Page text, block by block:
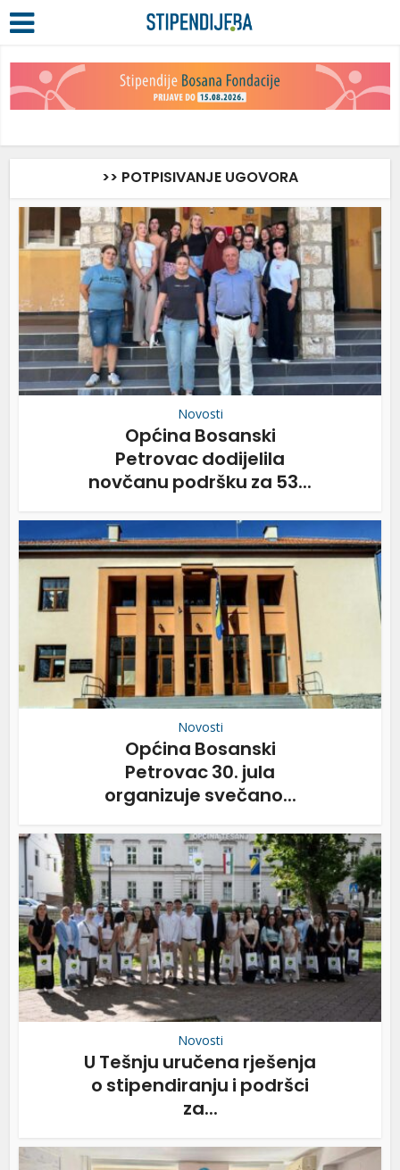
>> POTPISIVANJE UGOVORA
Novosti
Općina Bosanski
Petrovac dodijelila
novčanu podršku za 53...
Novosti
Općina Bosanski
Petrovac 30. jula
organizuje svečano...
Novosti
U Tešnju uručena rješenja
o stipendiranju i podršci
za...